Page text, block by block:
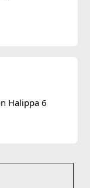
Halippa 6